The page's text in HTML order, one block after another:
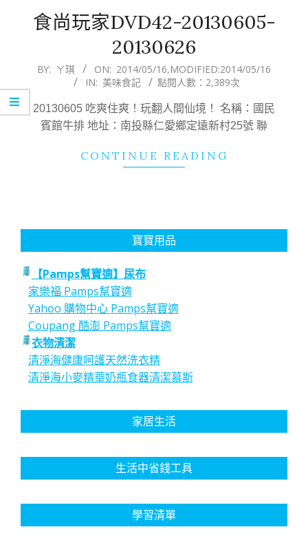
食尚玩家DVD42-20130605-
20130626
2014-
16
BY: ㄚ琪 ON: 2014/05/16,MODIFIED:2014/05/16
IN: 美味食記 點閱人數：2,389次
20130605 吃爽住爽！玩翻人間仙境！ 名稱：國民
賓館牛排 地址：南投縣仁愛鄉定遠新村25號 聯
CONTINUE READING
寶寶用品
【Pamps幫寶適】尿布
家樂福 Pamps幫寶適
Yahoo 購物中心 Pamps幫寶適
Coupang 酷澎 Pamps幫寶適
衣物清潔
清淨海健康呵護天然洗衣精
清淨海小麥精華奶瓶食器清潔慕斯
家居生活
生活中省錢工具
學習清單